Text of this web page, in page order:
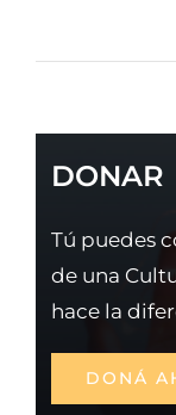
DONAR
Tú puedes
de una
hace la
DONÁ